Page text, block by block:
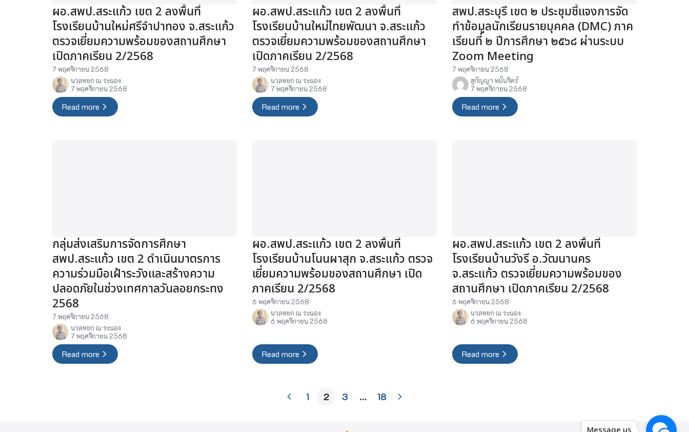
ผอ.สพป.สระแก้ว เขต 2 ลงพื้นที่
โรงเรียนบ้านใหม่ศรีจำปาทอง จ.สระแก้ว
ตรวจเยี่ยมความพร้อมของสถานศึกษา
เปิดภาคเรียน 2/2568
7 พฤศจิกายน 2568
นวลหยก ณ ระนอง
7 พฤศจิกายน 2568
Read more
ผอ.สพป.สระแก้ว เขต 2 ลงพื้นที่
โรงเรียนบ้านใหม่ไทยพัฒนา จ.สระแก้ว
ตรวจเยี่ยมความพร้อมของสถานศึกษา
เปิดภาคเรียน 2/2568
7 พฤศจิกายน 2568
นวลหยก ณ ระนอง
7 พฤศจิกายน 2568
Read more
สพป.สระบุรี เขต ๒ ประชุมชี้แจงการจัด
ทำข้อมูลนักเรียนรายบุคคล (DMC) ภาค
เรียนที่ ๒ ปีการศึกษา ๒๕๖๘ ผ่านระบบ
Zoom Meeting
7 พฤศจิกายน 2568
สุกัญญา หมั่นจิตร์
7 พฤศจิกายน 2568
Read more
กลุ่มส่งเสริมการจัดการศึกษา
สพป.สระแก้ว เขต 2 ดำเนินมาตรการ
ความร่วมมือเฝ้าระวังและสร้างความ
ปลอดภัยในช่วงเทศกาลวันลอยกระทง
2568
7 พฤศจิกายน 2568
นวลหยก ณ ระนอง
7 พฤศจิกายน 2568
Read more
ผอ.สพป.สระแก้ว เขต 2 ลงพื้นที่
โรงเรียนบ้านโนนผาสุก จ.สระแก้ว ตรวจ
เยี่ยมความพร้อมของสถานศึกษา เปิด
ภาคเรียน 2/2568
6 พฤศจิกายน 2568
นวลหยก ณ ระนอง
6 พฤศจิกายน 2568
Read more
ผอ.สพป.สระแก้ว เขต 2 ลงพื้นที่
โรงเรียนบ้านวังรี อ.วัฒนานคร
จ.สระแก้ว ตรวจเยี่ยมความพร้อมของ
สถานศึกษา เปิดภาคเรียน 2/2568
6 พฤศจิกายน 2568
นวลหยก ณ ระนอง
6 พฤศจิกายน 2568
Read more
1 2 3 … 18